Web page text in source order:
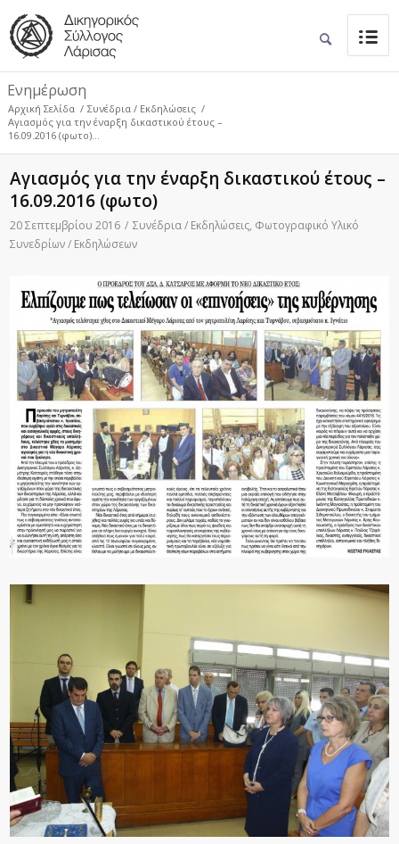
Ενημέρωση
Αρχική Σελίδα / Συνέδρια / Εκδηλώσεις /
Αγιασμός για την έναρξη δικαστικού έτους –
16.09.2016 (φωτο)...
Αγιασμός για την έναρξη δικαστικού έτους –
16.09.2016 (φωτο)
20 Σεπτεμβρίου 2016 / Συνέδρια / Εκδηλώσεις, Φωτογραφικό Υλικό
Συνεδρίων / Εκδηλώσεων